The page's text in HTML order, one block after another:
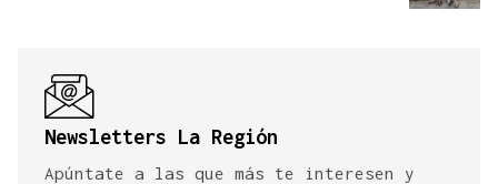
Newsletters La Región
Apúntate a las que más te interesen y